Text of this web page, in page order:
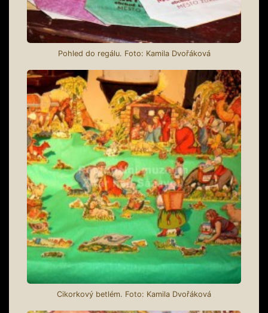
Pohled do regálu. Foto: Kamila Dvořáková
Cikorkový betlém. Foto: Kamila Dvořáková